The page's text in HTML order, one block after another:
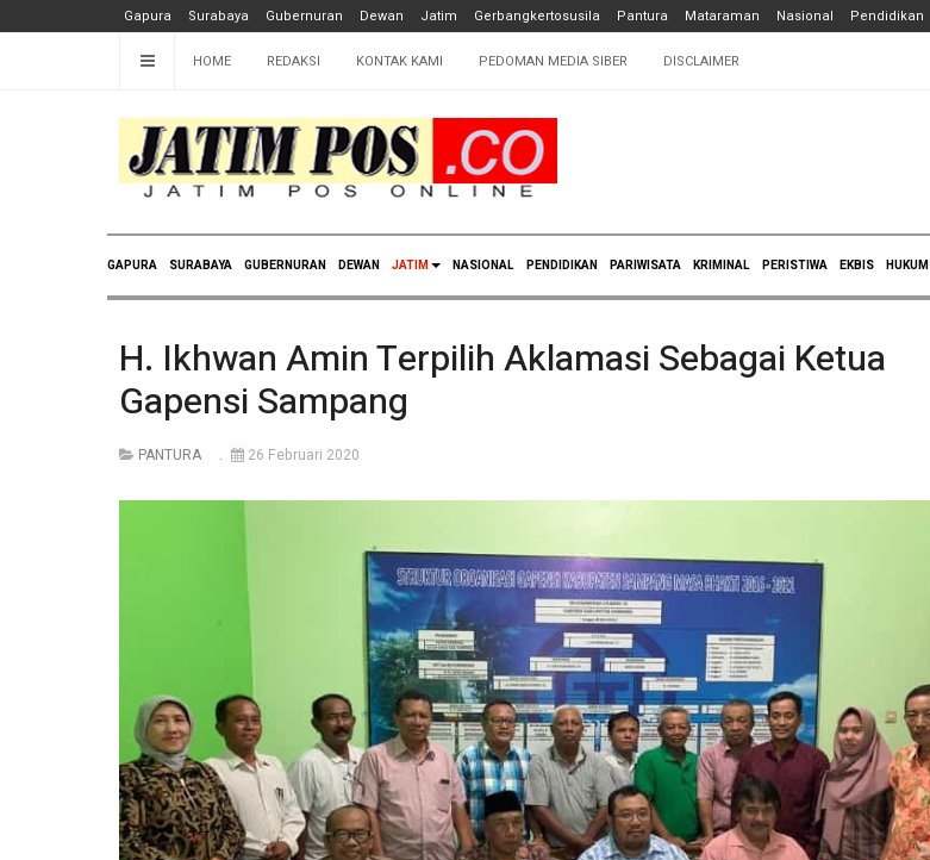
Gapura Surabaya Gubernuran Dewan Jatim Gerbangkertosusila Pantura Mataraman Nasional Pendidikan
HOME REDAKSI KONTAK KAMI PEDOMAN MEDIA SIBER DISCLAIMER
GAPURA SURABAYA GUBERNURAN DEWAN JATIM NASIONAL PENDIDIKAN PARIWISATA KRIMINAL PERISTIWA EKBIS HUKUM
H. Ikhwan Amin Terpilih Aklamasi Sebagai Ketua
Gapensi Sampang
PANTURA 26 Februari 2020